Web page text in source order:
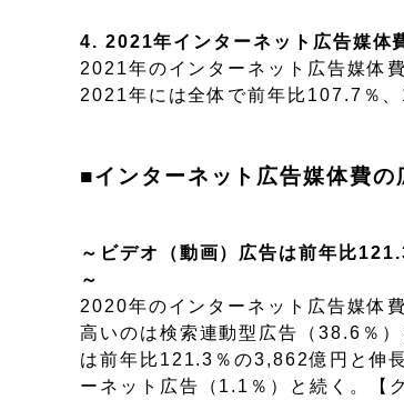
4. 2021年インターネット広告媒体
2021年のインターネット広告媒体
2021年には全体で前年比107.7％
■インターネット広告媒体費の
～ビデオ（動画）広告は前年比
～
2020年のインターネット広告媒体
高いのは検索連動型広告（38.6％
は前年比121.3％の3,862億円と伸
ーネット広告（1.1％）と続く。【